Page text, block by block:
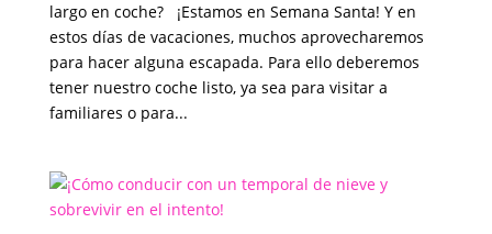
largo en coche? ¡Estamos en Semana Santa! Y en
estos días de vacaciones, muchos aprovecharemos
para hacer alguna escapada. Para ello deberemos
tener nuestro coche listo, ya sea para visitar a
familiares o para...